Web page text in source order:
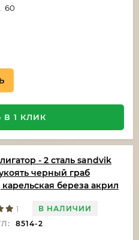
60
В 1 КЛИК
- 2 сталь sandvik
черный граб
береза акрил
1
В НАЛИЧИИ
8514-2